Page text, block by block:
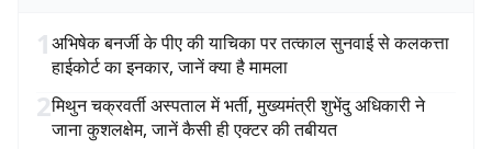
1अभिषेक बनर्जी के पीए की याचिका पर तत्काल सुनवाई से कलकत्ता
हाईकोर्ट का इनकार, जानें क्या है मामला
2मिथुन चक्रवर्ती अस्पताल में भर्ती, मुख्यमंत्री शुभेंदु अधिकारी ने
जाना कुशलक्षेम, जानें कैसी ही एक्टर की तबीयत